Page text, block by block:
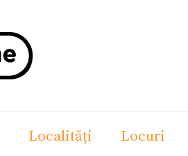
Localități Locuri